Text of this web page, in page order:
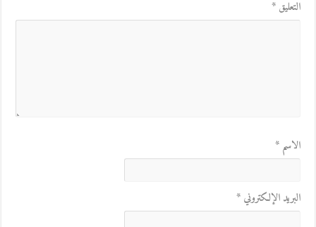
التعليق*
الاسم*
البريد الإلكتروني*